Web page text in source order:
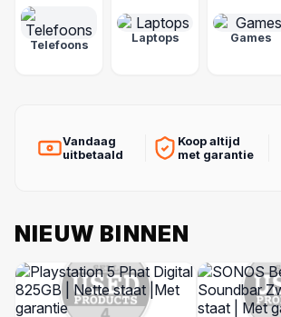
Telefoons
Laptops Games
Vandaag
uitbetaald
Koop altijd
met garantie
NIEUW BINNEN